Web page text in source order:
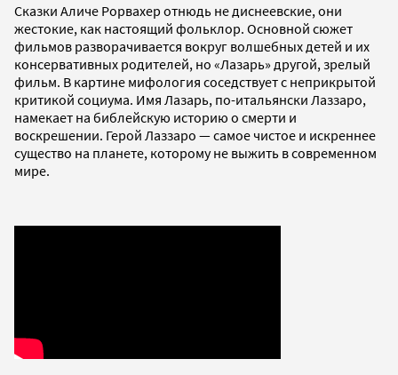
Сказки Аличе Рорвахер отнюдь не диснеевские, они
жестокие, как настоящий фольклор. Основной сюжет
фильмов разворачивается вокруг волшебных детей и их
консервативных родителей, но «Лазарь» другой, зрелый
фильм. В картине мифология соседствует с неприкрытой
критикой социума. Имя Лазарь, по-итальянски Лаззаро,
намекает на библейскую историю о смерти и
воскрешении. Герой Лаззаро — самое чистое и искреннее
существо на планете, которому не выжить в современном
мире.